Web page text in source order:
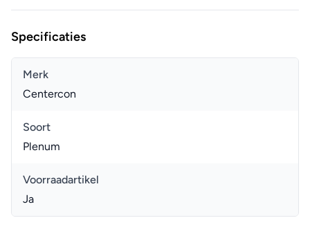
Specificaties
Merk
Centercon
Soort
Plenum
Voorraadartikel
Ja